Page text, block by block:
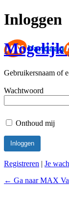
Inloggen
Mogelijk
Gebruikersnaam of
Wachtwoord
Onthoud mij
Registreren | Je
← Ga naar MAX